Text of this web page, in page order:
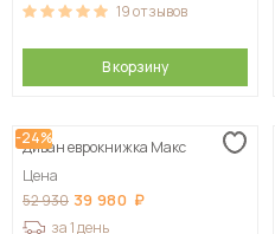
19отзывов
В корзину
-24%
Диван еврокнижка Макс
Цена
52 930 39 980
за 1 день